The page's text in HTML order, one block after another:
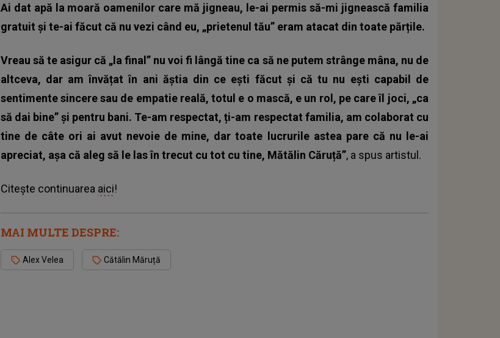
Ai dat apă la moară oamenilor care mă jigneau, le-ai permis să-mi jignească familia
gratuit și te-ai făcut că nu vezi când eu, „prietenul tău” eram atacat din toate părțile.
Vreau să te asigur că „la final” nu voi fi lângă tine ca să ne putem strânge mâna, nu de
altceva, dar am învățat în ani ăștia din ce ești făcut și că tu nu ești capabil de
sentimente sincere sau de empatie reală, totul e o mască, e un rol, pe care îl joci, „ca
să dai bine” și pentru bani. Te-am respectat, ți-am respectat familia, am colaborat cu
tine de câte ori ai avut nevoie de mine, dar toate lucrurile astea pare că nu le-ai
apreciat, așa că aleg să le las în trecut cu tot cu tine, Mătălin Căruță”, a spus artistul.
Citește continuarea aici!
MAI MULTE DESPRE:
Alex Velea Cătălin Măruță